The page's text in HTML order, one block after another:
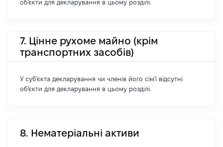
об'єкти для декларування в цьому розділі.
7. Цінне рухоме майно (крім
транспортних засобів)
У суб'єкта декларування чи членів його сім'ї відсутні
об'єкти для декларування в цьому розділі.
8. Нематеріальні активи